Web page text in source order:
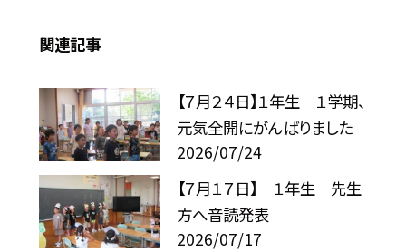
関連記事
【７月２４日】１年生 １学期、
元気全開にがんばりました
2026/07/24
【７月１７日】 １年生 先生
方へ音読発表
2026/07/17